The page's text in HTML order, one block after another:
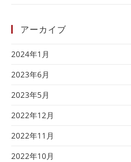
アーカイブ
2024年1月
2023年6月
2023年5月
2022年12月
2022年11月
2022年10月